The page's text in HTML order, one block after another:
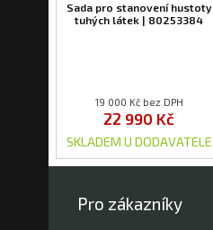
Sada pro stanovení hustoty
tuhých látek | 80253384
19 000 Kč bez DPH
22 990 Kč
SKLADEM U DODAVATELE
Pro zákazníky